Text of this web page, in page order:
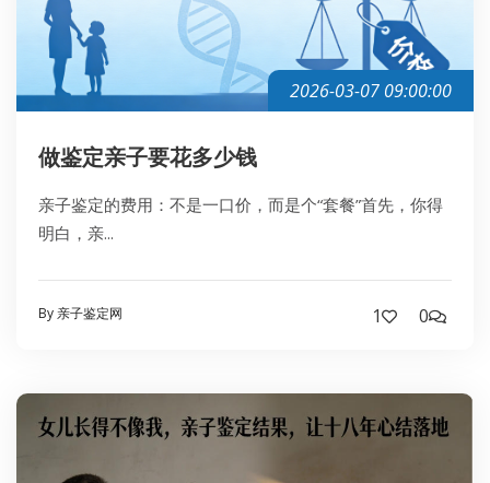
2026-03-07 09:00:00
做鉴定亲子要花多少钱
亲子鉴定的费用：不是一口价，而是个“套餐”首先，你得
明白，亲...
By 亲子鉴定网 1 0